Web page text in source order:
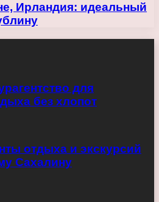
Ирландия: идеальный
для
без хлопот
отдыха и экскурсий
Сахалину